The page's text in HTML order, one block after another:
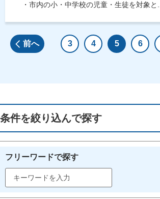
・市内の小・中学校の児童・生徒を対象と...
前へ 3 4 5 6
条件を絞り込んで探す
フリーワードで探す